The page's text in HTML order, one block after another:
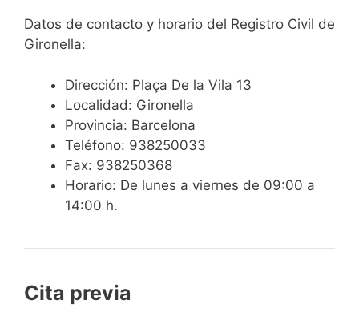
Datos de contacto y horario del Registro Civil de
Gironella:
Dirección: Plaça De la Vila 13
Localidad: Gironella
Provincia: Barcelona
Teléfono: 938250033
Fax: 938250368
Horario: De lunes a viernes de 09:00 a
14:00 h.
Cita previa